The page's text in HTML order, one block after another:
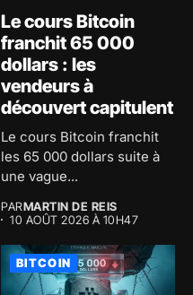
Le cours Bitcoin
franchit 65 000
dollars : les
vendeurs à
découvert capitulent
Le cours Bitcoin franchit
les 65 000 dollars suite à
une vague...
PARMARTIN DE REIS
10 AOÛT 2026 À 10H47
BITCOIN